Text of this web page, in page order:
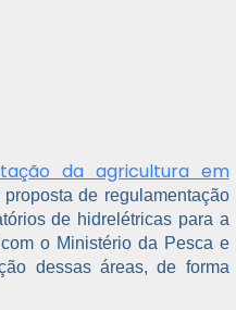
da agricultura em
de regulamentação
de hidrelétricas para a
o Ministério da Pesca e
dessas áreas, de forma